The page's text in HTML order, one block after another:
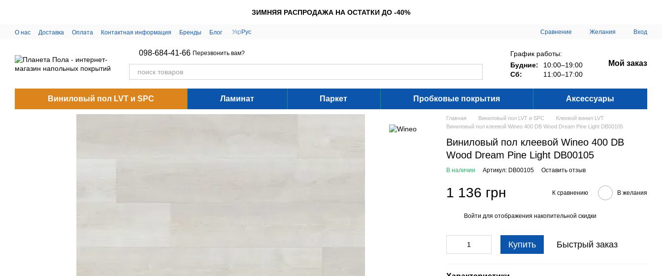
ЗИМНЯЯ РАСПРОДАЖА НА ОСТАТКИ ДО -40%
О нас Доставка Оплата Контактная информация Бренды Блог Укр Рус Сравнение Желания Вход
098-684-41-66 Перезвонить вам?
График работы:
Будние:
10:00–19:00
Сб:
11:00–17:00
Мой заказ
Виниловый пол LVT и SPC Ламинат Паркет Пробковые покрытия Аксессуары
Главная Виниловый пол LVT и SPC
Клеевой винил LVT
Виниловый пол клеевой Wineo 400 DB Wood Dream Pine Light DB00105
Виниловый пол клеевой Wineo 400 DB
Wood Dream Pine Light DB00105
В наличии Артикул: DB00105 Оставить отзыв
1 136 грн К сравнению В желания
Войти для отображения накопительной скидки
Купить Быстрый заказ